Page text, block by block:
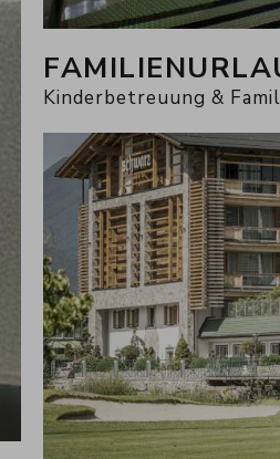
Kinderbetreuung &